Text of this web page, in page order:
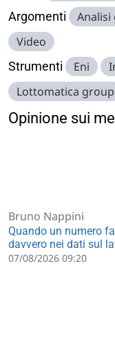
Argomenti Analisi
Video
Strumenti Eni
Lottomatica group
Opinione sui
Bruno Nappini
Quando un numero
davvero nei dati sul
07/08/2026 09:20